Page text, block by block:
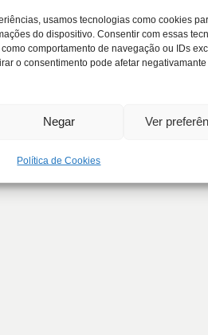
usamos tecnologias como cookies
do dispositivo. Consentir com essas
comportamento de navegação ou IDs
o consentimento pode afetar
Negar Ver
Política de Cookies
, o ESCE-IPVC desenvolveu